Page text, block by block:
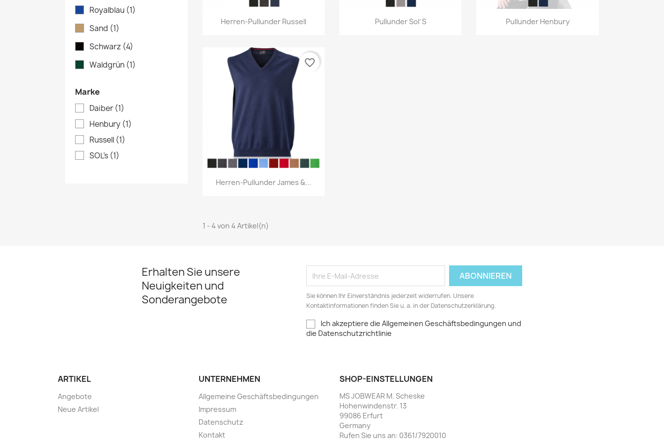
Royalblau (1)
Sand (1)
Schwarz (4)
Waldgrün (1)
Marke
Daiber (1)
Henbury (1)
Russell (1)
SOL's (1)
Vorschau
Herren-Pullunder Russell Vorschau
Pullunder Sol´s Vorschau
Pullunder Henbury
Vorschau
Herren-Pullunder James &...
favorite_border
1 - 4 von 4 Artikel(n)
Erhalten Sie unsere
Neuigkeiten und
Sonderangebote
Sie können Ihr Einverständnis jederzeit widerrufen. Unsere
Kontaktinformationen finden Sie u. a. in der Datenschutzerklärung.
Ich akzeptiere die Allgemeinen Geschäftsbedingungen und
die Datenschutzrichtlinie
ARTIKEL
Angebote
Neue Artikel
UNTERNEHMEN
Allgemeine Geschäftsbedingungen
Impressum
Datenschutz
Kontakt
SHOP-EINSTELLUNGEN
MS JOBWEAR M. Scheske
Hohenwindenstr. 13
99086 Erfurt
Germany
Rufen Sie uns an: 0361/7920010